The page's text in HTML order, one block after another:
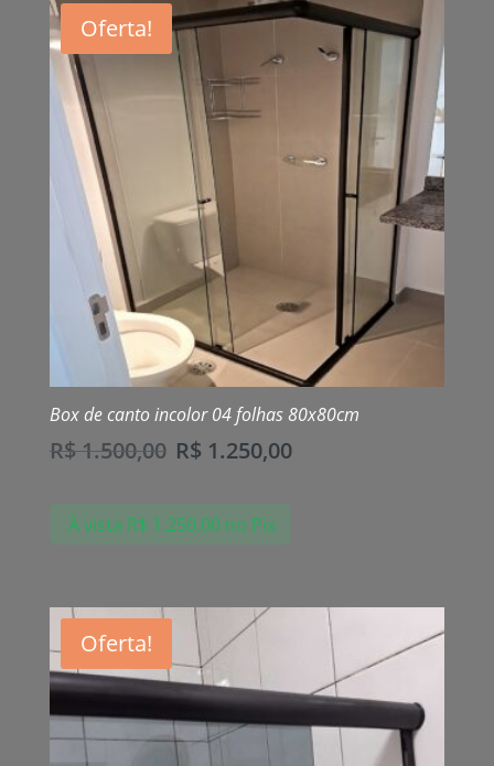
Oferta!
Box de canto incolor 04 folhas 80x80cm
R$1.500,00 R$1.250,00
À vista R$ 1.250,00 no Pix
Oferta!